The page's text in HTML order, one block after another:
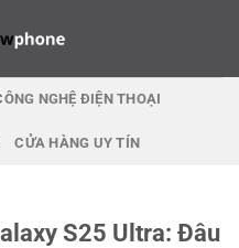
NGHỆ ĐIỆN THOẠI
CỬA HÀNG UY TÍN
S25 Ultra: Đâu